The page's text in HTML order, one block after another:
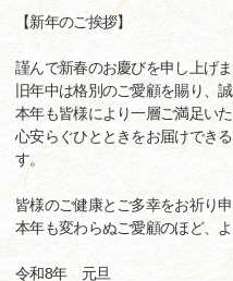
【新年のご挨拶】
謹んで新春のお慶びを申し上げま
旧年中は格別のご愛顧を賜り、
本年も皆様により一層ご満足い
心安らぐひとときをお届けでき
す。
皆様のご健康とご多幸をお祈り申
本年も変わらぬご愛顧のほど、
令和8年 元旦